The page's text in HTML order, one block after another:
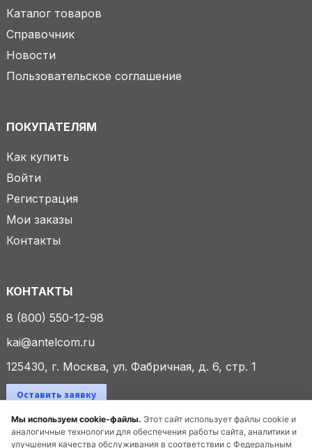
Мы используем cookie-файлы. Этот сайт использует файлы cookie и
аналогичные технологии для обеспечения работы сайта, аналитики и
улучшения качества обслуживания в соответствии с Федеральным
Каталог товаров
Справочник
Новости
Пользовательское соглашение
ПОКУПАТЕЛЯМ
Как купить
Войти
Регистрация
Мои заказы
Контакты
КОНТАКТЫ
8 (800) 550-12-98
kai@antelcom.ru
125430, г. Москва, ул. Фабричная, д. 6, стр. 1
Оставить заявку